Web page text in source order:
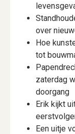
over
Hoe
tot
zaterdag
doorgang
Erik kijkt
Een uitje